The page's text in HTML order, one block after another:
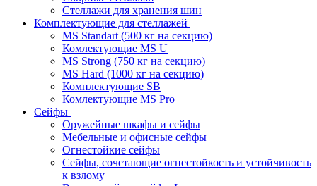
Стеллажи для хранения шин
Комплектующие для стеллажей
MS Standart (500 кг на секцию)
Комлектующие MS U
MS Strong (750 кг на секцию)
MS Hard (1000 кг на секцию)
Комплектующие SB
Комлектующие MS Pro
Сейфы
Оружейные шкафы и сейфы
Мебельные и офисные сейфы
Огнестойкие сейфы
Сейфы, сочетающие огнестойкость и устойчивость
к взлому